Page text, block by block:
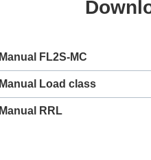
Manual FL2S-MC
Manual Load class
Manual RRL